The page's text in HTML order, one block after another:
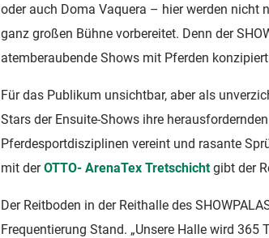
oder auch Doma Vaquera – hier werden nicht
ganz großen Bühne vorbereitet. Denn der
atemberaubende Shows mit Pferden
Für das Publikum unsichtbar, aber als
Stars der Ensuite-Shows ihre
Pferdesportdisziplinen vereint und rasante
mit derOTTO- ArenaTex Tretschichtgibt der
Der Reitboden in der Reithalle des
Frequentierung Stand. „Unsere Halle wird